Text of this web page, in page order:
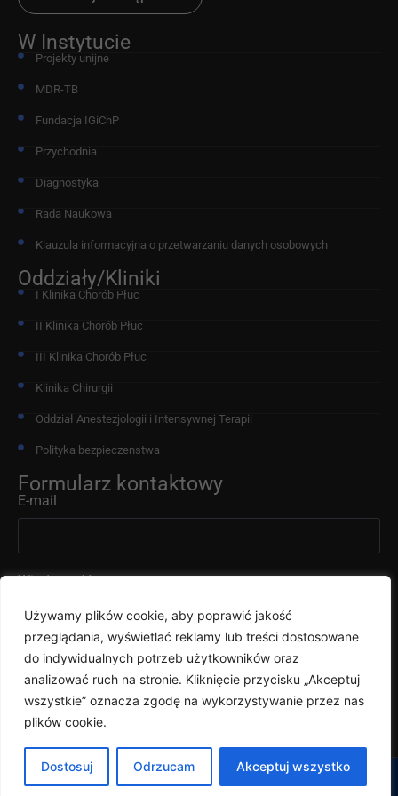
Używamy plików cookie, aby poprawić jakość
przeglądania, wyświetlać reklamy lub treści dostosowane
do indywidualnych potrzeb użytkowników oraz
analizować ruch na stronie. Kliknięcie przycisku „Akceptuj
wszystkie” oznacza zgodę na wykorzystywanie przez nas
plików cookie.
Dostosuj Odrzucam Akceptuj wszystko
W Instytucie
Projekty unijne
MDR-TB
Fundacja IGiChP
Przychodnia
Diagnostyka
Rada Naukowa
Klauzula informacyjna o przetwarzaniu danych osobowych
Oddziały/Kliniki
I Klinika Chorób Płuc
II Klinika Chorób Płuc
III Klinika Chorób Płuc
Klinika Chirurgii
Oddział Anestezjologii i Intensywnej Terapii
Polityka bezpieczenstwa
Formularz kontaktowy
E-mail
Wiadomość
e-rejestracja